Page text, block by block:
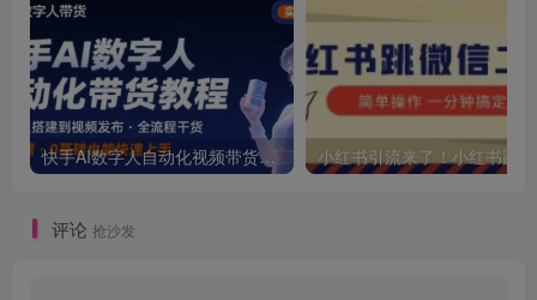
快手AI数字人自动化视频带货实操全流程，干货满满，细节拉满
评论 抢沙发